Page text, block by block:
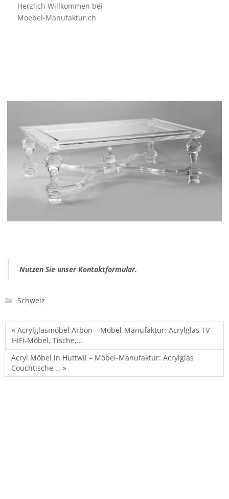
Herzlich Willkommen bei
Moebel-Manufaktur.ch
Nutzen Sie unser Kontaktformular.
Schweiz
« Acrylglasmöbel Arbon – Möbel-Manufaktur: Acrylglas TV-
HiFi-Möbel, Tische,…
Acryl Möbel in Huttwil – Möbel-Manufaktur: Acrylglas
Couchtische,… »